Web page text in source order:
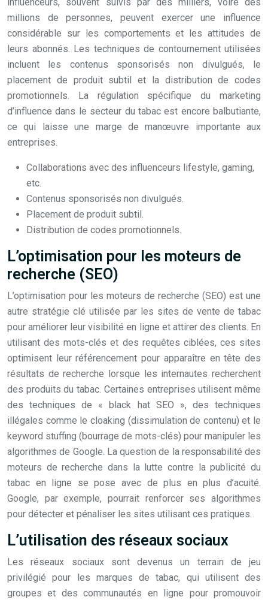
millions de personnes, peuvent exercer une influence
considérable sur les comportements et les attitudes de
leurs abonnés. Les techniques de contournement utilisées
incluent les contenus sponsorisés non divulgués, le
placement de produit subtil et la distribution de codes
promotionnels. La régulation spécifique du marketing
d’influence dans le secteur du tabac est encore balbutiante,
ce qui laisse une marge de manœuvre importante aux
entreprises.
Collaborations avec des influenceurs lifestyle, gaming,
etc.
Contenus sponsorisés non divulgués.
Placement de produit subtil.
Distribution de codes promotionnels.
L’optimisation pour les moteurs de
recherche (SEO)
L’optimisation pour les moteurs de recherche (SEO) est une
autre stratégie clé utilisée par les sites de vente de tabac
pour améliorer leur visibilité en ligne et attirer des clients. En
utilisant des mots-clés et des requêtes ciblées, ces sites
optimisent leur référencement pour apparaître en tête des
résultats de recherche lorsque les internautes recherchent
des produits du tabac. Certaines entreprises utilisent même
des techniques de « black hat SEO », des techniques
illégales comme le cloaking (dissimulation de contenu) et le
keyword stuffing (bourrage de mots-clés) pour manipuler les
algorithmes de Google. La question de la responsabilité des
moteurs de recherche dans la lutte contre la publicité du
tabac en ligne se pose avec de plus en plus d’acuité.
Google, par exemple, pourrait renforcer ses algorithmes
pour détecter et pénaliser les sites utilisant ces pratiques.
L’utilisation des réseaux sociaux
Les réseaux sociaux sont devenus un terrain de jeu
privilégié pour les marques de tabac, qui utilisent des
groupes et des communautés en ligne pour promouvoir